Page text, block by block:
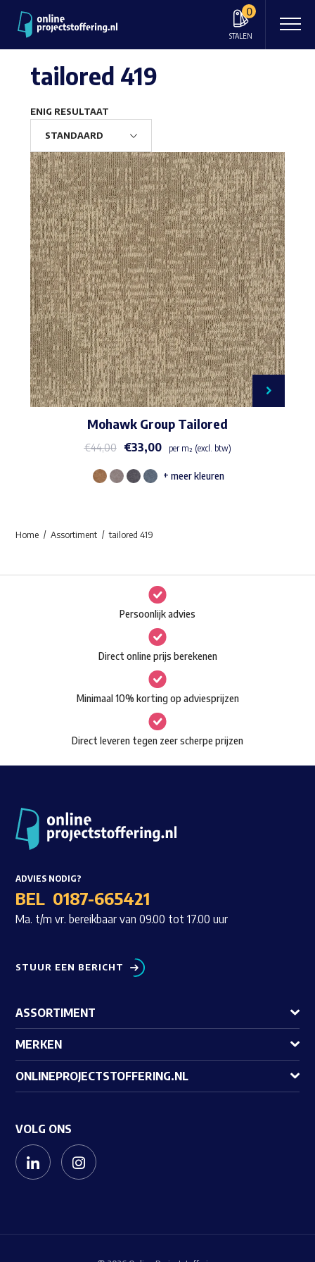
0
STALEN
Waar ben je naar op zoek?
tailored 419
ENIG RESULTAAT
Mohawk Group Tailored
€44,00 €33,00 per m² (excl. btw)
Dit
Deze
optie
kan
gekozen
worden
op
de
productpagina
+ meer kleuren
Home Assortiment tailored 419
Persoonlijk advies
Direct online prijs berekenen
Minimaal 10% korting op adviesprijzen
Direct leveren tegen zeer scherpe prijzen
ADVIES NODIG?
BEL 0187-665421
Ma. t/m vr. bereikbaar van 09.00 tot 17.00 uur
STUUR EEN BERICHT
ASSORTIMENT
MERKEN
ONLINEPROJECTSTOFFERING.NL
VOLG ONS